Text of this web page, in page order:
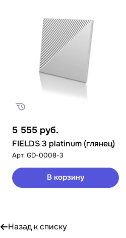
5 555 руб.
FIELDS 3 platinum (глянец)
Арт. GD-0008-3
В корзину
Назад к списку